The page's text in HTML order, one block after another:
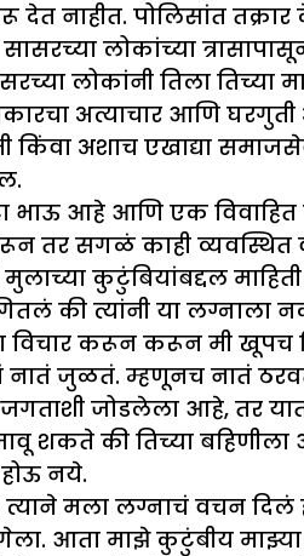
देत नाहीत. पोलिसांत
सासरच्या लोकांच्या
लोकांनी तिला
अत्याचार आणि घरगुती
अशाच एखाद्या
भाऊ आहे आणि एक विवाहित
तर सगळं काही व्यवस्थित
मुलाच्या कुटुंबियांबद्दल
की त्यांनी या लग्नाला
हा विचार करून करून मी
जुळतं. म्हणूनच नातं
जोडलेला आहे, तर
शकते की तिच्या
नये.
मला लग्नाचं वचन दिलं
आता माझेकुटुंबीय माझ्